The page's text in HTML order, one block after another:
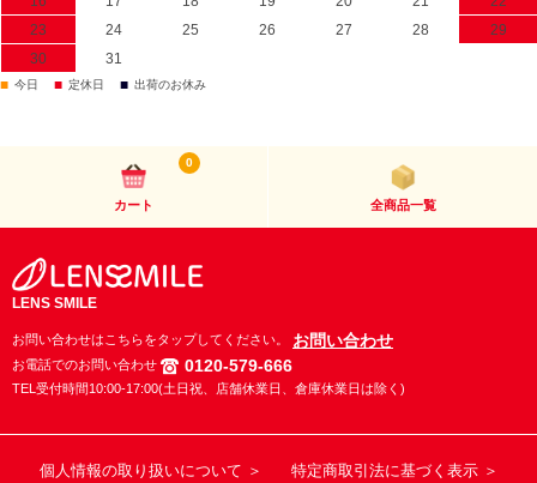
23
24 25 26 27 28
29
30
31
■ 今日 ■ 定休日 ■ 出荷のお休み
カート
0
全商品一覧
LENS SMILE
お問い合わせはこちらをタップしてください。 お問い合わせ
お電話でのお問い合わせ 0120-579-666
TEL受付時間10:00-17:00(土日祝、店舗休業日、倉庫休業日は除く)
個人情報の取り扱いについて ＞ 特定商取引法に基づく表示 ＞